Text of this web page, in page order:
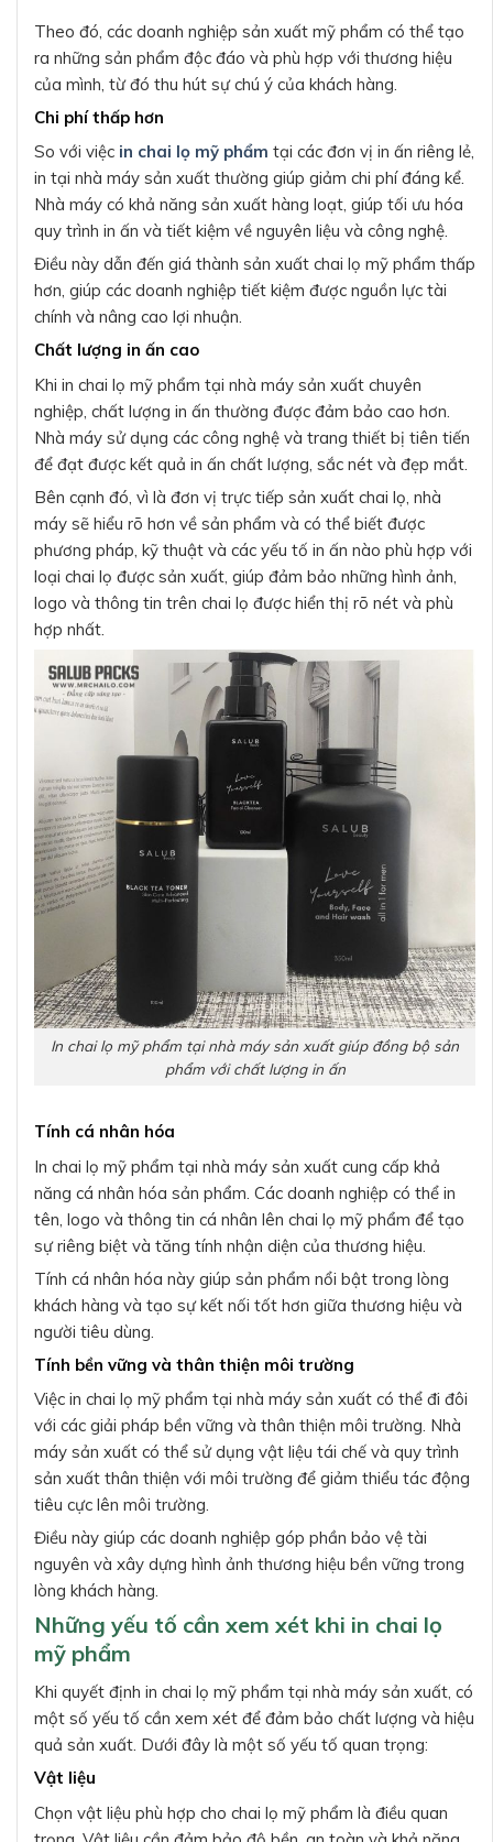
Theo đó, các doanh nghiệp sản xuất mỹ phẩm có thể tạo
ra những sản phẩm độc đáo và phù hợp với thương hiệu
của mình, từ đó thu hút sự chú ý của khách hàng.
Chi phí thấp hơn
So với việc in chai lọ mỹ phẩm tại các đơn vị in ấn riêng lẻ,
in tại nhà máy sản xuất thường giúp giảm chi phí đáng kể.
Nhà máy có khả năng sản xuất hàng loạt, giúp tối ưu hóa
quy trình in ấn và tiết kiệm về nguyên liệu và công nghệ.
Điều này dẫn đến giá thành sản xuất chai lọ mỹ phẩm thấp
hơn, giúp các doanh nghiệp tiết kiệm được nguồn lực tài
chính và nâng cao lợi nhuận.
Chất lượng in ấn cao
Khi in chai lọ mỹ phẩm tại nhà máy sản xuất chuyên
nghiệp, chất lượng in ấn thường được đảm bảo cao hơn.
Nhà máy sử dụng các công nghệ và trang thiết bị tiên tiến
để đạt được kết quả in ấn chất lượng, sắc nét và đẹp mắt.
Bên cạnh đó, vì là đơn vị trực tiếp sản xuất chai lọ, nhà
máy sẽ hiểu rõ hơn về sản phẩm và có thể biết được
phương pháp, kỹ thuật và các yếu tố in ấn nào phù hợp với
loại chai lọ được sản xuất, giúp đảm bảo những hình ảnh,
logo và thông tin trên chai lọ được hiển thị rõ nét và phù
hợp nhất.
In chai lọ mỹ phẩm tại nhà máy sản xuất giúp đồng bộ sản
phẩm với chất lượng in ấn
Tính cá nhân hóa
In chai lọ mỹ phẩm tại nhà máy sản xuất cung cấp khả
năng cá nhân hóa sản phẩm. Các doanh nghiệp có thể in
tên, logo và thông tin cá nhân lên chai lọ mỹ phẩm để tạo
sự riêng biệt và tăng tính nhận diện của thương hiệu.
Tính cá nhân hóa này giúp sản phẩm nổi bật trong lòng
khách hàng và tạo sự kết nối tốt hơn giữa thương hiệu và
người tiêu dùng.
Tính bền vững và thân thiện môi trường
Việc in chai lọ mỹ phẩm tại nhà máy sản xuất có thể đi đôi
với các giải pháp bền vững và thân thiện môi trường. Nhà
máy sản xuất có thể sử dụng vật liệu tái chế và quy trình
sản xuất thân thiện với môi trường để giảm thiểu tác động
tiêu cực lên môi trường.
Điều này giúp các doanh nghiệp góp phần bảo vệ tài
nguyên và xây dựng hình ảnh thương hiệu bền vững trong
lòng khách hàng.
Những yếu tố cần xem xét khi in chai lọ
mỹ phẩm
Khi quyết định in chai lọ mỹ phẩm tại nhà máy sản xuất, có
một số yếu tố cần xem xét để đảm bảo chất lượng và hiệu
quả sản xuất. Dưới đây là một số yếu tố quan trọng:
Vật liệu
Chọn vật liệu phù hợp cho chai lọ mỹ phẩm là điều quan